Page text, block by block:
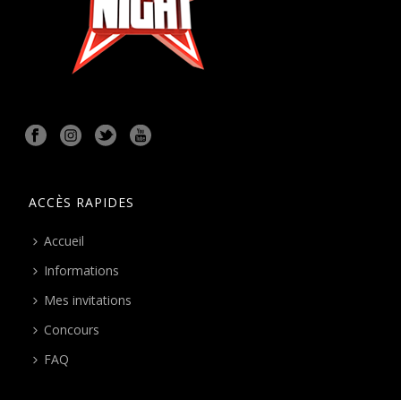
ACCÈS RAPIDES
Accueil
Informations
Mes invitations
Concours
FAQ